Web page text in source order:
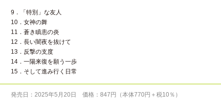
9．「特別」な友人
10．女神の舞
11．蒼き瞋恚の炎
12．長い闇夜を抜けて
13．反撃の支度
14．一陽来復を願う一歩
15．そして進み行く日常
発売日：2025年5月20日 価格：847円（本体770円＋税10％）